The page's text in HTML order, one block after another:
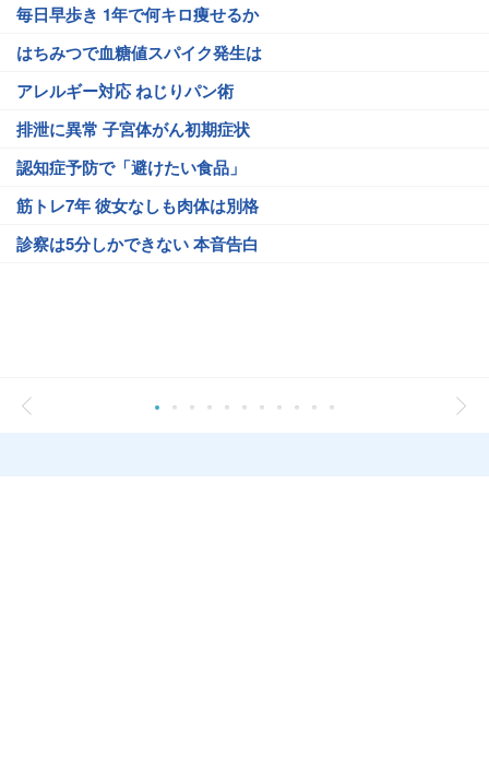
毎日早歩き 1年で何キロ痩せるか
はちみつで血糖値スパイク発生は
アレルギー対応 ねじりパン術
排泄に異常 子宮体がん初期症状
認知症予防で「避けたい食品」
筋トレ7年 彼女なしも肉体は別格
診察は5分しかできない 本音告白